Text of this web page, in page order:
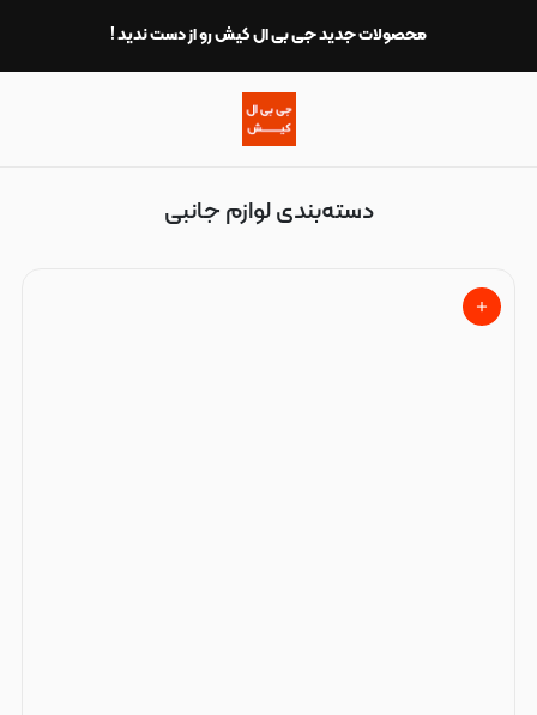
محصولات جدید جی بی ال کیش رو از دست ندید !
دسته‌بندی لوازم جانبی